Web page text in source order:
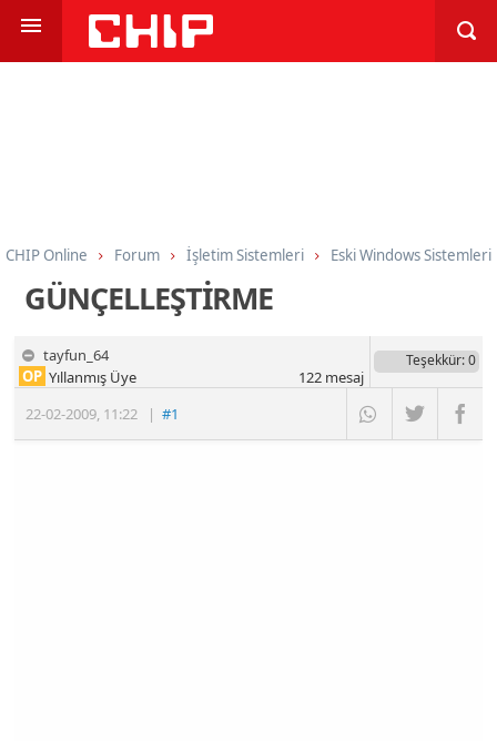
CHIP Online Forum İşletim Sistemleri Eski Windows Sistemleri
GÜNÇELLEŞTİRME
tayfun_64
22-02-2009, 11:22 |#1
OP Yıllanmış Üye
Teşekkür: 0
122mesaj